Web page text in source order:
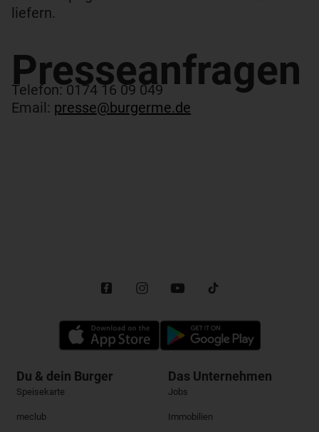
liefern.
Presseanfragen​
Telefon: 0174 16 09 049
Email: presse@burgerme.de
Du & dein Burger
Speisekarte
meclub
Das Unternehmen
Jobs
Immobilien